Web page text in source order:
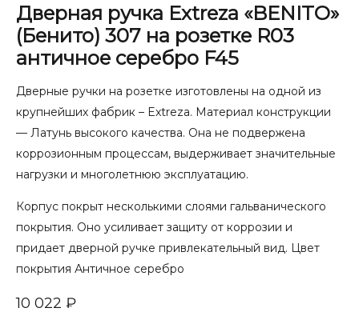
Дверная ручка Extreza «BENITO»
(Бенито) 307 на розетке R03
античное серебро F45
Дверные ручки на розетке изготовлены на одной из
крупнейших фабрик – Extreza. Материал конструкции
— Латунь высокого качества. Она не подвержена
коррозионным процессам, выдерживает значительные
нагрузки и многолетнюю эксплуатацию.
Корпус покрыт несколькими слоями гальванического
покрытия. Оно усиливает защиту от коррозии и
придает дверной ручке привлекательный вид. Цвет
покрытия Античное серебро
10 022 ₽